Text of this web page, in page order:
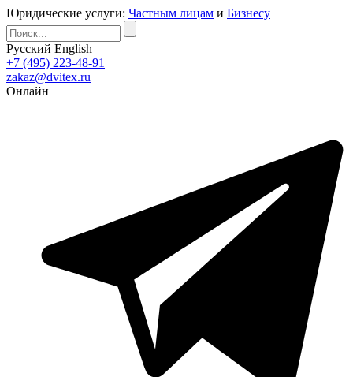
Юридические услуги: Частным лицам и Бизнесу
Русский English
+7 (495) 223-48-91
zakaz@dvitex.ru
Онлайн